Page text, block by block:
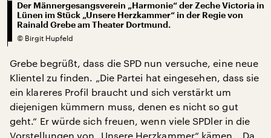
Der Männergesangsverein „Harmonie“ der Zeche Victoria in
Lünen im Stück „Unsere Herzkammer“ in der Regie von
Rainald Grebe am Theater Dortmund.
© Birgit Hupfeld
Grebe begrüßt, dass die SPD nun versuche, eine neue
Klientel zu finden. „Die Partei hat eingesehen, dass sie
ein klareres Profil braucht und sich verstärkt um
diejenigen kümmern muss, denen es nicht so gut
geht.“ Er würde sich freuen, wenn viele SPDler in die
Vorstellungen von „Unsere Herzkammer“ kämen. „Da